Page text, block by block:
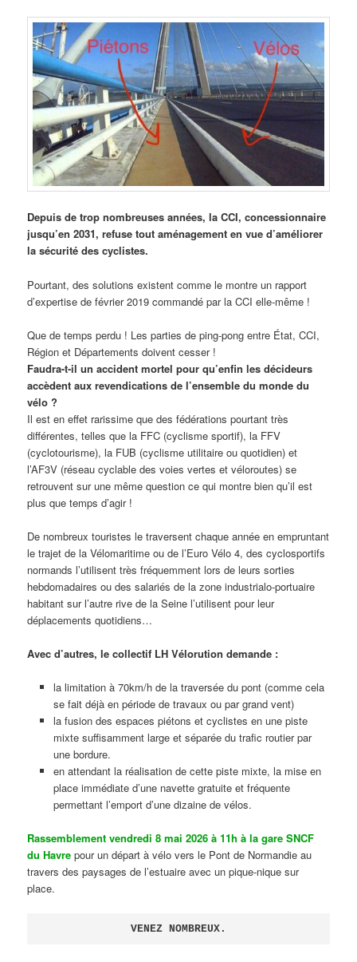
Depuis de trop nombreuses années, la CCI, concessionnaire
jusqu’en 2031, refuse tout aménagement en vue d’améliorer
la sécurité des cyclistes.
Pourtant, des solutions existent comme le montre un rapport
d’expertise de février 2019 commandé par la CCI elle-même !
Que de temps perdu ! Les parties de ping-pong entre État, CCI,
Région et Départements doivent cesser !
Faudra-t-il un accident mortel pour qu’enfin les décideurs
accèdent aux revendications de l’ensemble du monde du
vélo ?
Il est en effet rarissime que des fédérations pourtant très
différentes, telles que la FFC (cyclisme sportif), la FFV
(cyclotourisme), la FUB (cyclisme utilitaire ou quotidien) et
l’AF3V (réseau cyclable des voies vertes et véloroutes) se
retrouvent sur une même question ce qui montre bien qu’il est
plus que temps d’agir !
De nombreux touristes le traversent chaque année en empruntant
le trajet de la Vélomaritime ou de l’Euro Vélo 4, des cyclosportifs
normands l’utilisent très fréquemment lors de leurs sorties
hebdomadaires ou des salariés de la zone industrialo-portuaire
habitant sur l’autre rive de la Seine l’utilisent pour leur
déplacements quotidiens…
Avec d’autres, le collectif LH Vélorution demande :
la limitation à 70km/h de la traversée du pont (comme cela
se fait déjà en période de travaux ou par grand vent)
la fusion des espaces piétons et cyclistes en une piste
mixte suffisamment large et séparée du trafic routier par
une bordure.
en attendant la réalisation de cette piste mixte, la mise en
place immédiate d’une navette gratuite et fréquente
permettant l’emport d’une dizaine de vélos.
Rassemblement vendredi 8 mai 2026 à 11h à la gare SNCF
du Havre pour un départ à vélo vers le Pont de Normandie au
travers des paysages de l’estuaire avec un pique-nique sur
place.
VENEZ NOMBREUX.